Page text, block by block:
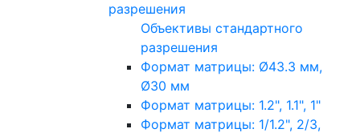
разрешения
Объективы стандартного
разрешения
Формат матрицы: Ø43.3 мм,
Ø30 мм
Формат матрицы: 1.2", 1.1", 1"
Формат матрицы: 1/1.2", 2/3,